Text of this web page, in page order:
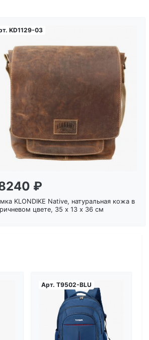
KD1129-03
₽
KLONDIKE Native, натуральная кожа в
цвете, 35 х 13 х 36 см
Арт. T9502-BLU
Загрузка...